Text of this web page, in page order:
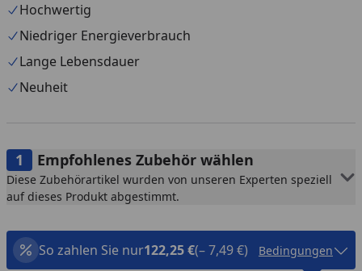
Hochwertig
Niedriger Energieverbrauch
Lange Lebensdauer
Neuheit
Empfohlenes Zubehör wählen
Diese Zubehörartikel wurden von unseren Experten speziell
auf dieses Produkt abgestimmt.
So zahlen Sie nur122,25 €(– 7,49 €) Bedingungen